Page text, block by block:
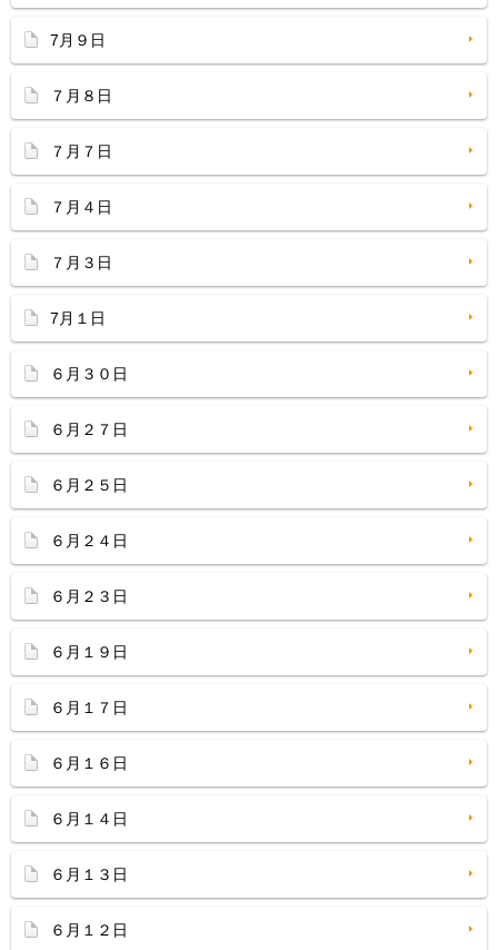
7月９日
７月８日
７月７日
７月４日
７月３日
7月１日
６月３０日
６月２７日
６月２５日
６月２４日
６月２３日
６月１９日
６月１７日
６月１６日
６月１４日
６月１３日
６月１２日